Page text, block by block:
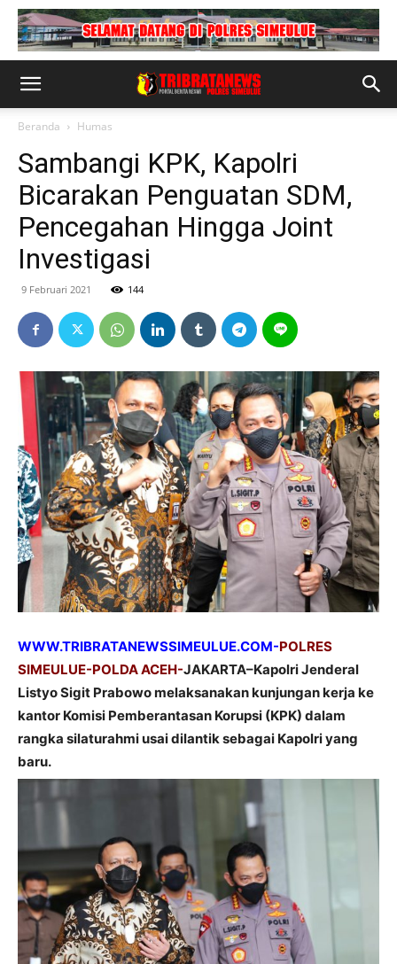
Beranda Humas
Sambangi KPK, Kapolri
Bicarakan Penguatan SDM,
Pencegahan Hingga Joint
Investigasi
9 Februari 2021 144
WWW.TRIBRATANEWSSIMEULUE.COM-POLRES
SIMEULUE-POLDA ACEH-JAKARTA–Kapolri Jenderal
Listyo Sigit Prabowo melaksanakan kunjungan kerja ke
kantor Komisi Pemberantasan Korupsi (KPK) dalam
rangka silaturahmi usai dilantik sebagai Kapolri yang
baru.